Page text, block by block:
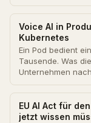
Voice AI in
Kubernetes
Ein Pod bedient
Tausende. Was
Unternehmen
EU AI Act für
jetzt wissen